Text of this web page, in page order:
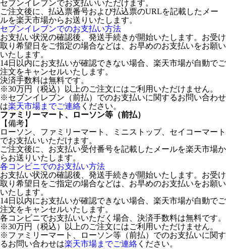
セブンイレブンでお支払いいただけます。
ご注文後に、払込票番号および払込票のURLを記載したメー
ルを楽天市場からお送りいたします。
セブンイレブンでのお支払い方法
お支払い状況の確認後、発送手続きが開始いたします。お受け
取り希望日をご指定の場合などは、お早めのお支払いをお願い
いたします。
14日以内にお支払いが確認できない場合、楽天市場が自動でご
注文をキャンセルいたします。
決済手数料は無料です。
※30万円（税込）以上のご注文にはご利用いただけません。
※セブンイレブン（前払）でのお支払いに関するお問い合わせ
は楽天市場までご連絡 ください。
ファミリーマート、ローソン等（前払）
【備考】
ローソン、ファミリーマート、ミニストップ、セイコーマート
でお支払いいただけます。
ご注文後に、お支払い受付番号を記載したメールを楽天市場か
らお送りいたします。
各コンビニでのお支払い方法
お支払い状況の確認後、発送手続きが開始いたします。お受け
取り希望日をご指定の場合などは、お早めのお支払いをお願い
いたします。
14日以内にお支払いが確認できない場合、楽天市場が自動でご
注文をキャンセルいたします。
各コンビニでお支払いいただく場合、決済手数料は無料です。
※30万円（税込）以上のご注文にはご利用いただけません。
※ファミリーマート、ローソン等（前払）でのお支払いに関す
るお問い合わせは楽天市場までご連絡 ください。